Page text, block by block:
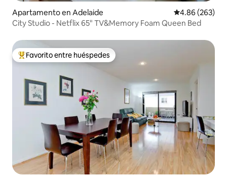
Apartamento en Adelaide Calificación
4.86 (263)
City Studio - Netflix 65" TV&Memory Foam Queen Bed
Favorito entre huéspedes preferido
Favorito entre huéspedes